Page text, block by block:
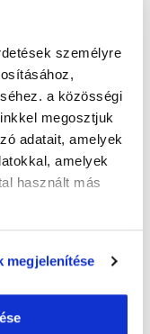
személyre
a közösségi
megosztjuk
adatait, amelyek
amelyek
használt más
megjelenítése
110.000